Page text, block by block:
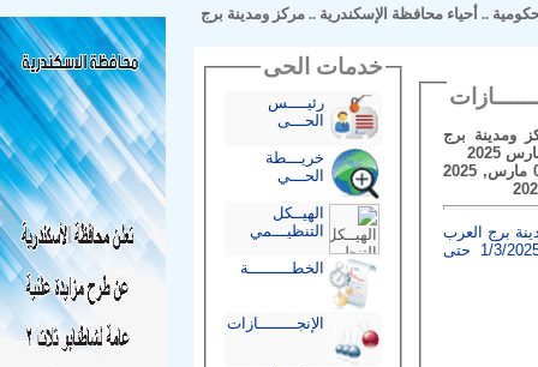
..أحياء محافظة الإسكندرية..مركز ومدينة برج
برج
فى الفترة من 01 مارس, 2025
برج العرب
في الفترة من 1/3/2025 حتى
خدمات الحى
رئيــــس
الحـــى
خريـــطة
الحـــي
الهيــكل
التنظيـــمي
الخطـــــــــة
الإنجــــــــازات